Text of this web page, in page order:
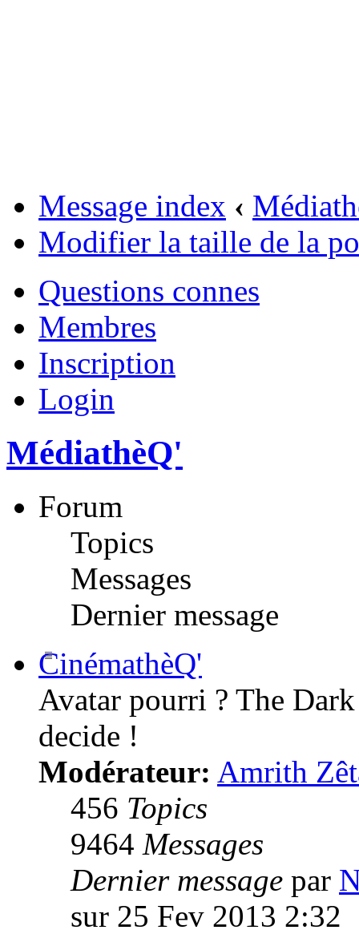
Message index ‹
Modifier la taille de la
Questions connes
Membres
Inscription
Login
MédiathèQ'
Forum
Topics
Messages
Dernier message
CinémathèQ'
Avatar pourri ? The
decide !
Modérateur: Amrith
456 Topics
9464 Messages
Dernier message par
sur 25 Fev 2013 2:32